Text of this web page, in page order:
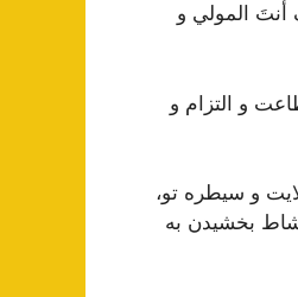
أنتَ المولي و
و التزام و
و سیطره تو،
بخشیدن به